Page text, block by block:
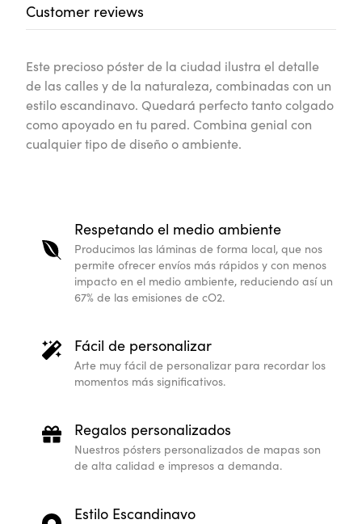
Customer reviews
Este precioso póster de la ciudad ilustra el detalle
de las calles y de la naturaleza, combinadas con un
estilo escandinavo. Quedará perfecto tanto colgado
como apoyado en tu pared. Combina genial con
cualquier tipo de diseño o ambiente.
Respetando el medio ambiente
Producimos las láminas de forma local, que nos
permite ofrecer envíos más rápidos y con menos
impacto en el medio ambiente, reduciendo así un
67% de las emisiones de cO2.
Fácil de personalizar
Arte muy fácil de personalizar para recordar los
momentos más significativos.
Regalos personalizados
Nuestros pósters personalizados de mapas son
de alta calidad e impresos a demanda.
Estilo Escandinavo